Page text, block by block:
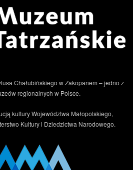
Chałubińskiego w Zakopanem – jedno z
regionalnych w Polsce.
kultury Województwa Małopolskiego,
Kultury i Dziedzictwa Narodowego.